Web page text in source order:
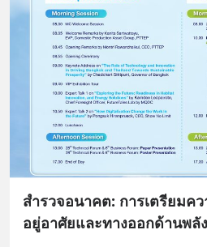
สำรวจอนาคต: การเตรียมค
อยู่อาศัยและทางออกด้านพลั